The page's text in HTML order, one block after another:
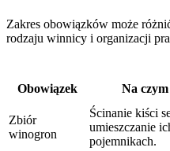
Zakres obowiązków może
rodzaju winnicy i organizacji
Obowiązek Na
Zbiór
winogron
Ścinanie kiści
umieszczanie
pojemnikach.